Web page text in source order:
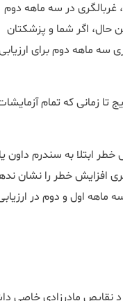
غربالگری در سه ماهه دوم
حال، اگر شما و پزشکتان
سه ماهه دوم برای
تا زمانی که تمام
ابتلا به سندرم داون یا
افزایش خطر را نشان
ماهه اول و دوم در
نقایص مادرزادی خاصی